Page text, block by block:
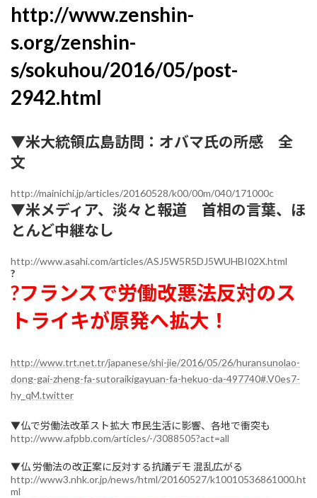
http://www.zenshin-
s.org/zenshin-
s/sokuhou/2016/05/post-
2942.html
▼米大統領広島訪問：オバマ氏の所感 全
文
http://mainichi.jp/articles/20160528/k00/00m/040/171000c
▼米メディア、淡々と報道 首相の言葉、ほ
とんど中継なし
http://www.asahi.com/articles/ASJ5W5R5DJ5WUHBI02X.html
?
?フランスで労働改悪法反対のス
トライキが原発へ拡大！
http://www.trt.net.tr/japanese/shi-jie/2016/05/26/huransunolao-
dong-gai-zheng-fa-sutoraikigayuan-fa-hekuo-da-497740#.V0es7-
hy_qM.twitter
▼仏で労働法改革スト拡大 市民生活に影響、各地で衝突も
http://www.afpbb.com/articles/-/3088505?act=all
▼仏 労働法の改正案に反対する抗議デモ 混乱広がる
http://www3.nhk.or.jp/news/html/20160527/k10010536861000.ht
ml